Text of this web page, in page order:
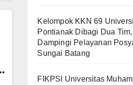
Kelompok KKN 69
Pontianak Dibagi Dua
Dampingi Pelayanan
Sungai Batang
FIKPSI Universitas